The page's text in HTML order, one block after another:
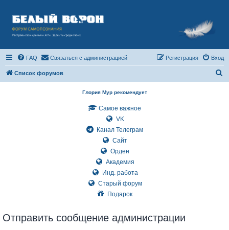
FAQ Связаться с администрацией Вход
Регистрация
Список форумов
Глория Мур рекомендует
Самое важное
VK
Канал Телеграм
Сайт
Орден
Академия
Инд. работа
Старый форум
Подарок
Отправить сообщение администрации